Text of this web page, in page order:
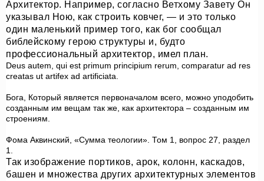
Архитектор. Например, согласно Ветхому Завету Он
указывал Ною, как строить ковчег, — и это только
один маленький пример того, как бог сообщал
библейскому герою структуры и, будто
профессиональный архитектор, имел план.
Deus autem, qui est primum principium rerum, comparatur ad res
creatas ut artifex ad artificiata.
Бога, Который является первоначалом всего, можно уподобить
созданным им вещам так же, как архитектора – созданным им
строениям.
Фома Аквинский, «Сумма теологии». Том 1, вопрос 27, раздел
1.
Так изображение портиков, арок, колонн, каскадов,
башен и множества других архитектурных элементов